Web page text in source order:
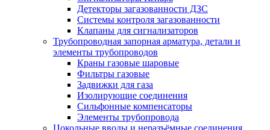
Детекторы загазованности ДЗС
Системы контроля загазованности
Клапаны для сигнализаторов
Трубопроводная запорная арматура, детали и
элементы трубопроводов
Краны газовые шаровые
Фильтры газовые
Задвижки для газа
Изолирующие соединения
Сильфонные компенсаторы
Элементы трубопровода
Цокольные вводы и неразъёмные соединения